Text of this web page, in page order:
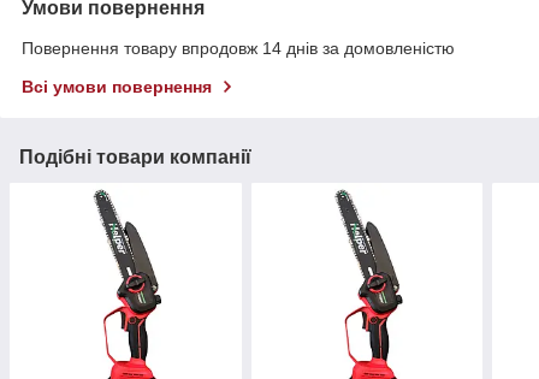
Умови повернення
Повернення товару впродовж 14 днів за домовленістю
Всі умови повернення
Подібні товари компанії